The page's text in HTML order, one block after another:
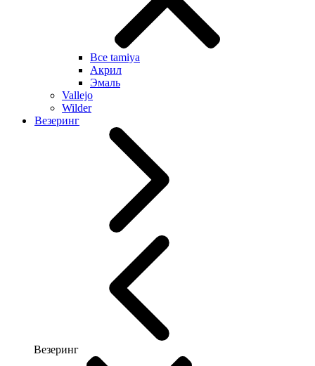
Все tamiya
Акрил
Эмаль
Vallejo
Wilder
Везеринг
Везеринг